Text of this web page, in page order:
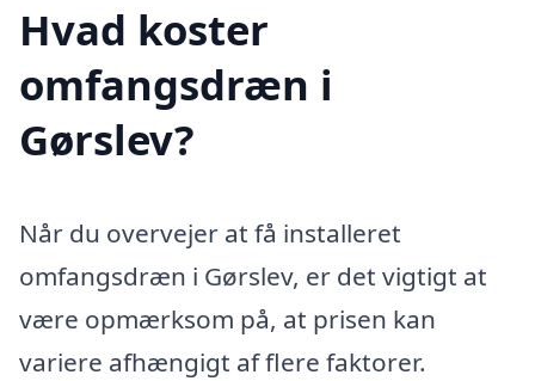
Hvad koster
omfangsdræn i
Gørslev?
Når du overvejer at få installeret
omfangsdræn i Gørslev, er det vigtigt at
være opmærksom på, at prisen kan
variere afhængigt af flere faktorer.